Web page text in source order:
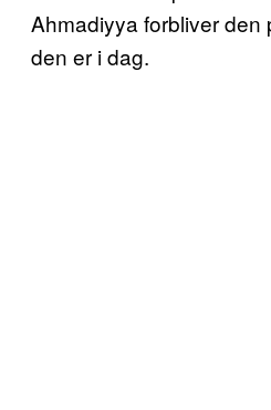
Ahmadiyya forbliver den
den er i dag.